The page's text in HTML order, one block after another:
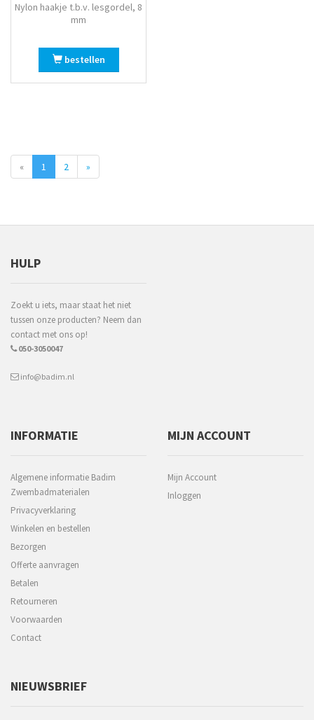
Nylon haakje t.b.v. lesgordel, 8
mm
bestellen
« 1 2 »
HULP
Zoekt u iets, maar staat het niet
tussen onze producten? Neem dan
contact met ons op!
050-3050047
info@badim.nl
INFORMATIE
Algemene informatie Badim
Zwembadmaterialen
Privacyverklaring
Winkelen en bestellen
Bezorgen
Offerte aanvragen
Betalen
Retourneren
Voorwaarden
Contact
MIJN ACCOUNT
Mijn Account
Inloggen
NIEUWSBRIEF